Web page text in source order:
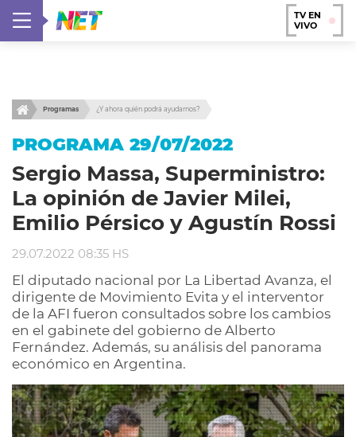
TV EN
VIVO
Programas ¿Y ahora quién podrá ayudarnos?
PROGRAMA 29/07/2022
Sergio Massa, Superministro:
La opinión de Javier Milei,
Emilio Pérsico y Agustín Rossi
29.07.2022 08:35 HS
El diputado nacional por La Libertad Avanza, el
dirigente de Movimiento Evita y el interventor
de la AFI fueron consultados sobre los cambios
en el gabinete del gobierno de Alberto
Fernández. Además, su análisis del panorama
económico en Argentina.